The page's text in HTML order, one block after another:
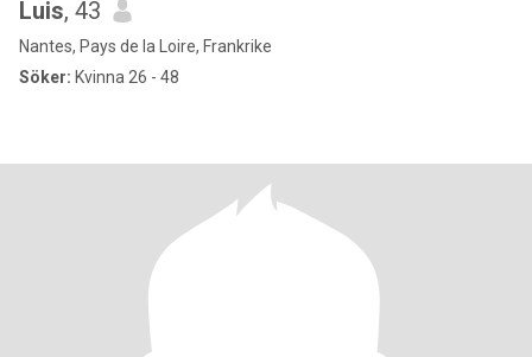
Luis, 43
Nantes, Pays de la Loire, Frankrike
Söker: Kvinna 26 - 48